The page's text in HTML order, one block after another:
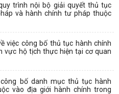
trình nội bộ giải quyết thủ tục
và hành chính tư pháp thuộc
việc công bố thủ tục hành chính
vực hộ tịch thực hiện tại cơ quan
bố danh mục thủ tục hành
vào địa giới hành chính trong